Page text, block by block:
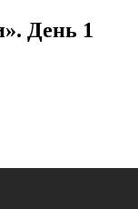
День 1